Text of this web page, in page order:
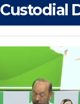
Custodial